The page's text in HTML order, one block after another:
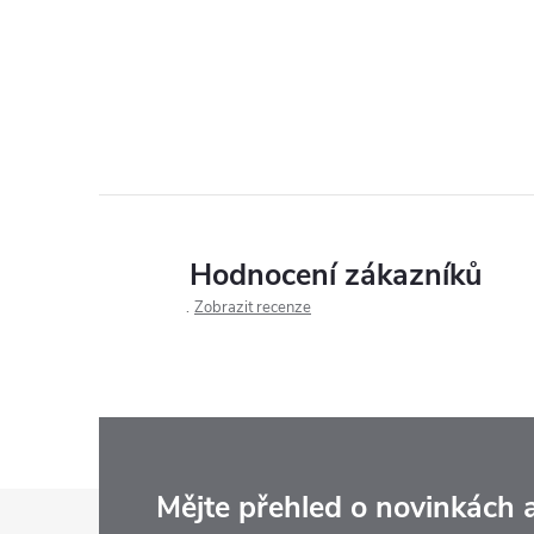
Hodnocení zákazníků
Zobrazit recenze
Mějte přehled o novinkách